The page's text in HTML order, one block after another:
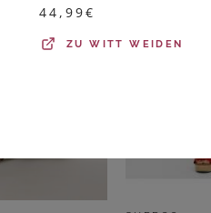
44,99€
ZUWITT WEIDEN